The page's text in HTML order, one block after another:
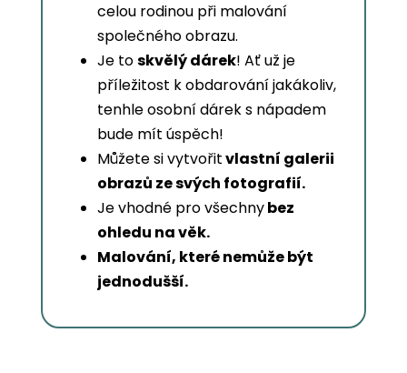
celou rodinou při malování
společného obrazu.
Je toskvělý dárek! Ať už je
příležitost k obdarování jakákoliv,
tenhle osobní dárek s nápadem
bude mít úspěch!
Můžete si vytvořitvlastní galerii
obrazů ze svých fotografií.
Je vhodné pro všechnybez
ohledu na věk.
Malování, které nemůže být
jednodušší.